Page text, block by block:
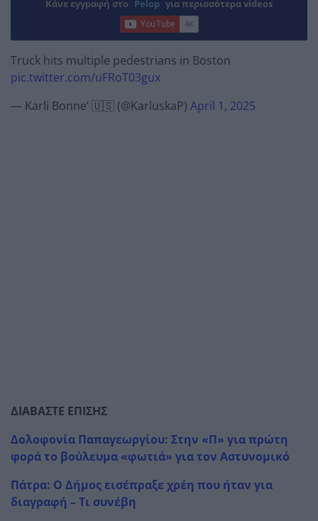
Κάνε εγγραφή στο Pelop για περισσότερα videos
Truck hits multiple pedestrians in Boston
pic.twitter.com/uFRoT03gux
— Karli Bonne’ 🇺🇸 (@KarluskaP) April 1, 2025
ΔΙΑΒΑΣΤΕ ΕΠΙΣΗΣ
Δολοφονία Παπαγεωργίου: Στην «Π» για πρώτη
φορά το βούλευμα «φωτιά» για τον Αστυνομικό
Πάτρα: Ο Δήμος εισέπραξε χρέη που ήταν για
διαγραφή – Τι συνέβη